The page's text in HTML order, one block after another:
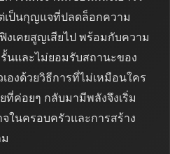
เป็นกุญแจที่ปลดล็อกความ
งเคยสูญเสียไป พร้อมกับความ
นและไม่ยอมรับสถานะของ
องด้วยวิธีการที่ไม่เหมือนใคร
ค่อยๆ กลับมามีพลังจึงเริ่ม
ในครอบครัวและการสร้าง